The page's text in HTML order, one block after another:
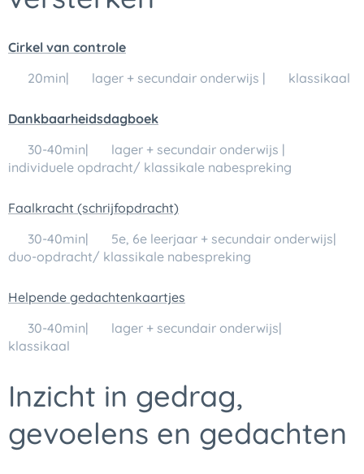
Cirkel van controle
🕒 20min| 👥 lager + secundair onderwijs | 💬 klassikaal
Dankbaarheidsdagboek
🕒 30-40min| 👥 lager + secundair onderwijs | 💬
individuele opdracht/ klassikale nabespreking
Faalkracht (schrijfopdracht)
🕒 30-40min| 👥 5e, 6e leerjaar + secundair onderwijs| 💬
duo-opdracht/ klassikale nabespreking
Helpende gedachtenkaartjes
🕒 30-40min| 👥 lager + secundair onderwijs| 💬
klassikaal
Inzicht in gedrag,
gevoelens en gedachten